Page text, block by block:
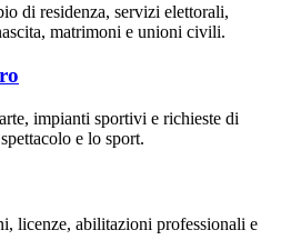
di residenza, servizi elettorali,
matrimoni e unioni civili.
impianti sportivi e richieste di
e lo sport.
licenze, abilitazioni professionali e